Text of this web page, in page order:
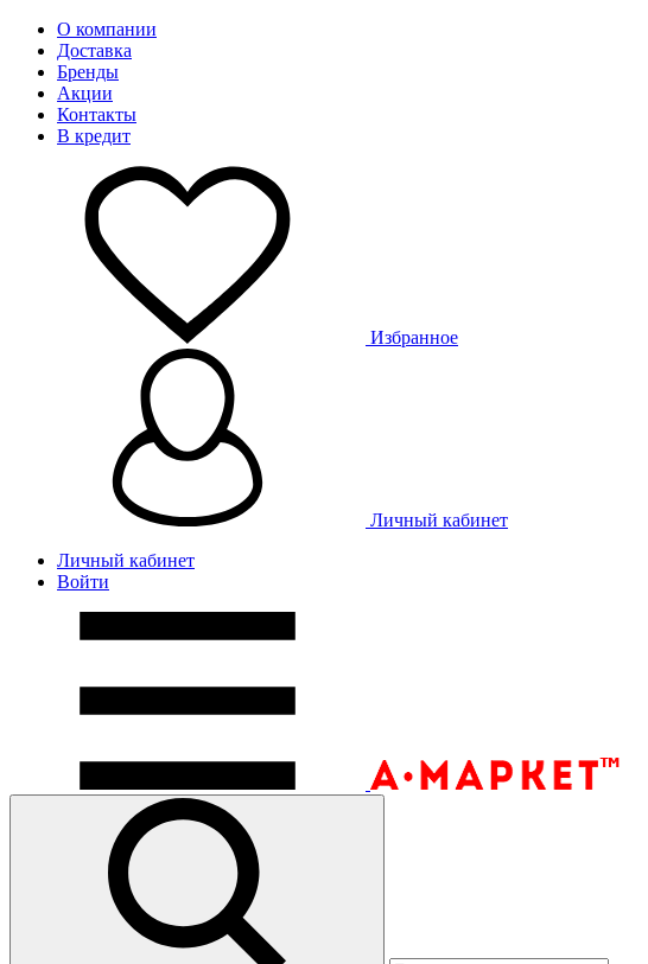
О компании
Доставка
Бренды
Акции
Контакты
В кредит
Избранное
Личный кабинет
Личный кабинет
Войти